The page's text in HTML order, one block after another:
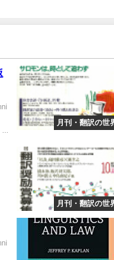
月刊・翻訳の世
月刊・翻訳の世